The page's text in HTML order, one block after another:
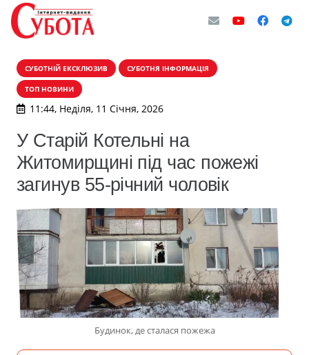
СУБОТНІЙ ЕКСКЛЮЗИВ СУБОТНЯ ІНФОРМАЦІЯ
ТОП НОВИНИ
11:44, Неділя, 11 Січня, 2026
У Старій Котельні на
Житомирщині під час пожежі
загинув 55-річний чоловік
Будинок, де сталася пожежа